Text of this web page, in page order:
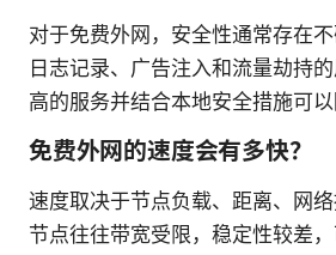
对于免费外网，安全性通常存在
日志记录、广告注入和流量劫持
高的服务并结合本地安全措施可以
免费外网的速度会有多快？
速度取决于节点负载、距离、网
节点往往带宽受限，稳定性较差，